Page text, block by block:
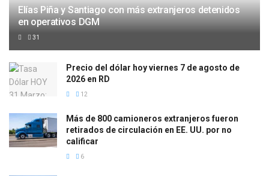
Elías Piña y Santiago con más extranjeros detenidos
en operativos DGM
31
Precio del dólar hoy viernes 7 de agosto de
2026 en RD
12
Más de 800 camioneros extranjeros fueron
retirados de circulación en EE. UU. por no
calificar
6